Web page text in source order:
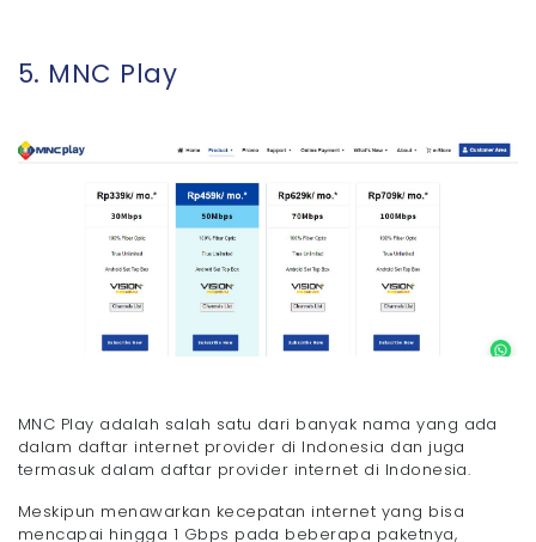
5. MNC Play
MNC Play adalah salah satu dari banyak nama yang ada
dalam daftar internet provider di Indonesia dan juga
termasuk dalam daftar provider internet di Indonesia.
Meskipun menawarkan kecepatan internet yang bisa
mencapai hingga 1 Gbps pada beberapa paketnya,